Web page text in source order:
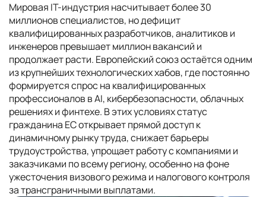
Мировая IT-индустрия насчитывает более 30
миллионов специалистов, но дефицит
квалифицированных разработчиков, аналитиков и
инженеров превышает миллион вакансий и
продолжает расти. Европейский союз остаётся одним
из крупнейших технологических хабов, где постоянно
формируется спрос на квалифицированных
профессионалов в AI, кибербезопасности, облачных
решениях и финтехе. В этих условиях статус
гражданина ЕС открывает прямой доступ к
динамичному рынку труда, снижает барьеры
трудоустройства, упрощает работу с компаниями и
заказчиками по всему региону, особенно на фоне
ужесточения визового режима и налогового контроля
за трансграничными выплатами.